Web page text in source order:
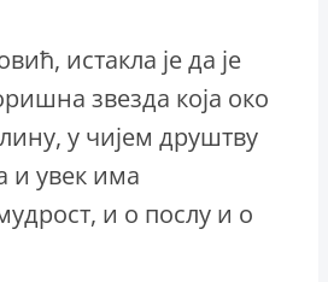
истакла је да је
звезда која око
у чијем друштву
и увек има
и о послу и о